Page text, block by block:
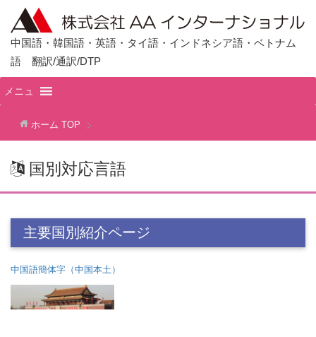
中国語・韓国語・英語・タイ語・インドネシア語・ベトナム
語 翻訳/通訳/DTP
メニュ
ホーム TOP
国別対応言語
主要国別紹介ページ
中国語簡体字（中国本土）